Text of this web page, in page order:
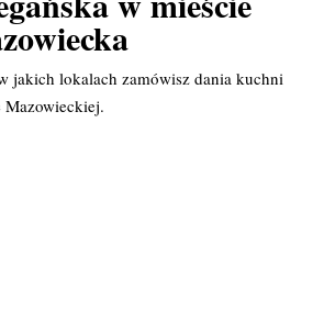
jakich lokalach zamówisz dania kuchni
Mazowieckiej.